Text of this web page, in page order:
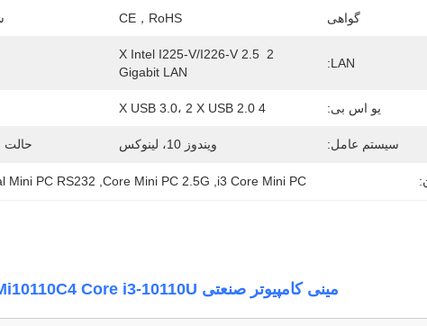
گواهی CE，RoHS
LAN:
2 X Intel I225-V/I226-V 2.5
Gigabit LAN
یو اس بی: 4 X USB 3.0، 2 X USB 2.0
سیستم عامل: ویندوز 10، لینوکس حالت
i3 Core Mini PC
Core Mini PC 2.5G
Mini PC RS232
مینی کامپیوتر صنعتی Mi10110C4 Core i3-10110U دوگانه 2.5G LAN 4x RS-232 COM